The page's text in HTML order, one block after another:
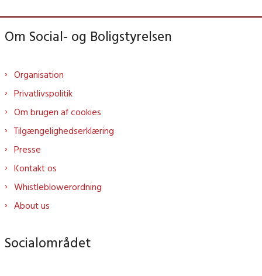
Om Social- og Boligstyrelsen
Organisation
Privatlivspolitik
Om brugen af cookies
Tilgængelighedserklæring
Presse
Kontakt os
Whistleblowerordning
About us
Socialområdet